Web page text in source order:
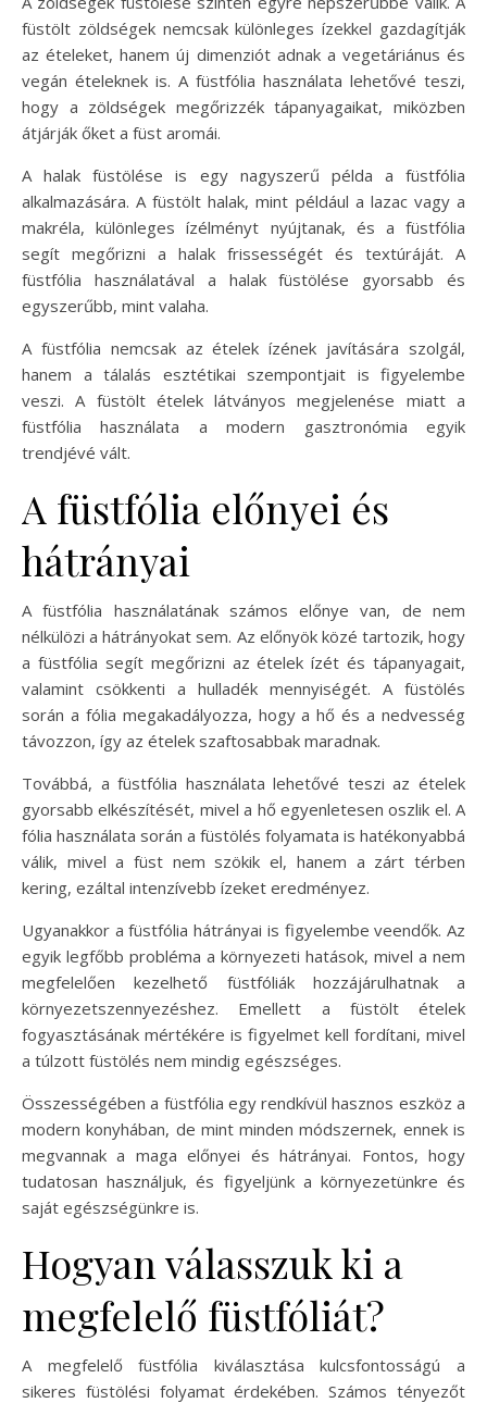
füstölt zöldségek nemcsak különleges ízekkel gazdagítják
az ételeket, hanem új dimenziót adnak a vegetáriánus és
vegán ételeknek is. A füstfólia használata lehetővé teszi,
hogy a zöldségek megőrizzék tápanyagaikat, miközben
átjárják őket a füst aromái.
A halak füstölése is egy nagyszerű példa a füstfólia
alkalmazására. A füstölt halak, mint például a lazac vagy a
makréla, különleges ízélményt nyújtanak, és a füstfólia
segít megőrizni a halak frissességét és textúráját. A
füstfólia használatával a halak füstölése gyorsabb és
egyszerűbb, mint valaha.
A füstfólia nemcsak az ételek ízének javítására szolgál,
hanem a tálalás esztétikai szempontjait is figyelembe
veszi. A füstölt ételek látványos megjelenése miatt a
füstfólia használata a modern gasztronómia egyik
trendjévé vált.
A füstfólia előnyei és
hátrányai
A füstfólia használatának számos előnye van, de nem
nélkülözi a hátrányokat sem. Az előnyök közé tartozik, hogy
a füstfólia segít megőrizni az ételek ízét és tápanyagait,
valamint csökkenti a hulladék mennyiségét. A füstölés
során a fólia megakadályozza, hogy a hő és a nedvesség
távozzon, így az ételek szaftosabbak maradnak.
Továbbá, a füstfólia használata lehetővé teszi az ételek
gyorsabb elkészítését, mivel a hő egyenletesen oszlik el. A
fólia használata során a füstölés folyamata is hatékonyabbá
válik, mivel a füst nem szökik el, hanem a zárt térben
kering, ezáltal intenzívebb ízeket eredményez.
Ugyanakkor a füstfólia hátrányai is figyelembe veendők. Az
egyik legfőbb probléma a környezeti hatások, mivel a nem
megfelelően kezelhető füstfóliák hozzájárulhatnak a
környezetszennyezéshez. Emellett a füstölt ételek
fogyasztásának mértékére is figyelmet kell fordítani, mivel
a túlzott füstölés nem mindig egészséges.
Összességében a füstfólia egy rendkívül hasznos eszköz a
modern konyhában, de mint minden módszernek, ennek is
megvannak a maga előnyei és hátrányai. Fontos, hogy
tudatosan használjuk, és figyeljünk a környezetünkre és
saját egészségünkre is.
Hogyan válasszuk ki a
megfelelő füstfóliát?
A megfelelő füstfólia kiválasztása kulcsfontosságú a
sikeres füstölési folyamat érdekében. Számos tényezőt